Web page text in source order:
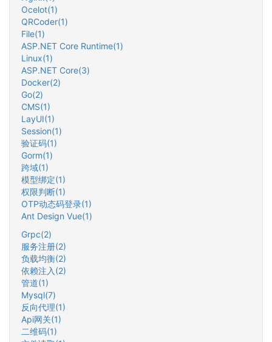
Ocelot(1)
QRCoder(1)
File(1)
ASP.NET Core Runtime(1)
Linux(1)
ASP.NET Core(3)
Docker(2)
Go(2)
CMS(1)
LayUI(1)
Session(1)
验证码(1)
Gorm(1)
跨域(1)
模型绑定(1)
权限判断(1)
OTP动态码登录(1)
Ant Design Vue(1)
Grpc(2)
服务注册(2)
负载均衡(2)
依赖注入(2)
管道(1)
Mysql(7)
反向代理(1)
Api网关(1)
二维码(1)